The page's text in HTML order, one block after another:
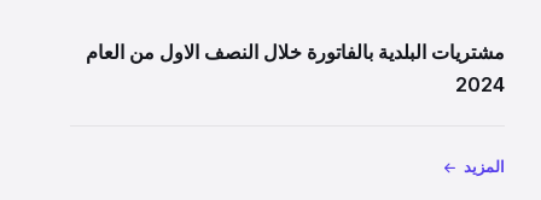
مشتريات البلدية بالفاتورة خلال النصف الاول من العام
2024
المزيد